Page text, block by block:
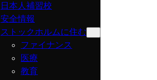
日本人補習校
安全情報
ストックホルムに住む
ファイナンス
医療
教育